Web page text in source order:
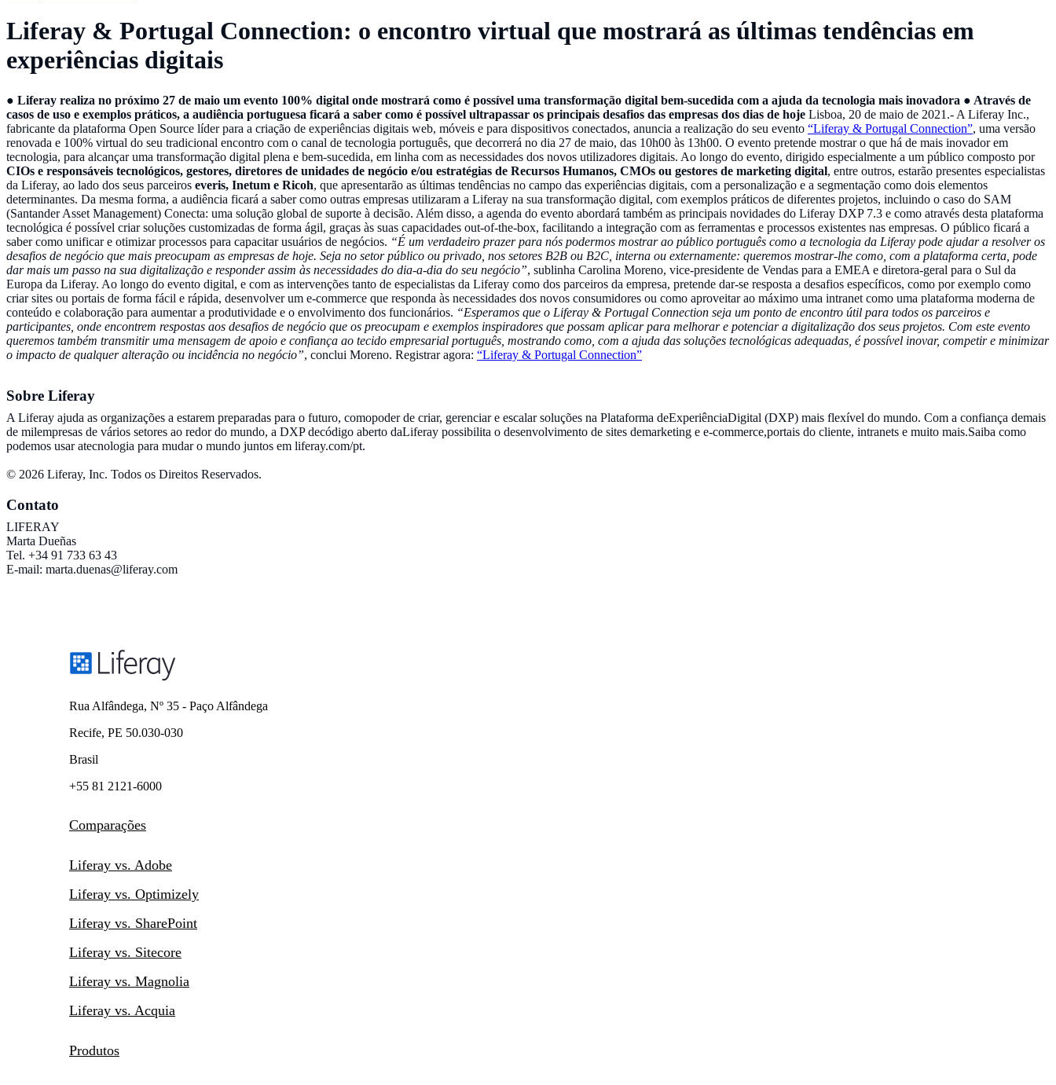
Liferay & Portugal Connection: o encontro virtual que mostrará as últimas tendências em
experiências digitais
● Liferay realiza no próximo 27 de maio um evento 100% digital onde mostrará como é possível uma transformação digital bem-sucedida com a ajuda da tecnologia mais inovadora ● Através de
casos de uso e exemplos práticos, a audiência portuguesa ficará a saber como é possível ultrapassar os principais desafios das empresas dos dias de hoje Lisboa, 20 de maio de 2021.- A Liferay Inc.,
fabricante da plataforma Open Source líder para a criação de experiências digitais web, móveis e para dispositivos conectados, anuncia a realização do seu evento “Liferay & Portugal Connection”, uma versão
renovada e 100% virtual do seu tradicional encontro com o canal de tecnologia português, que decorrerá no dia 27 de maio, das 10h00 às 13h00. O evento pretende mostrar o que há de mais inovador em
tecnologia, para alcançar uma transformação digital plena e bem-sucedida, em linha com as necessidades dos novos utilizadores digitais. Ao longo do evento, dirigido especialmente a um público composto por
CIOs e responsáveis tecnológicos, gestores, diretores de unidades de negócio e/ou estratégias de Recursos Humanos, CMOs ou gestores de marketing digital, entre outros, estarão presentes especialistas
da Liferay, ao lado dos seus parceiros everis, Inetum e Ricoh, que apresentarão as últimas tendências no campo das experiências digitais, com a personalização e a segmentação como dois elementos
determinantes. Da mesma forma, a audiência ficará a saber como outras empresas utilizaram a Liferay na sua transformação digital, com exemplos práticos de diferentes projetos, incluindo o caso do SAM
(Santander Asset Management) Conecta: uma solução global de suporte à decisão. Além disso, a agenda do evento abordará também as principais novidades do Liferay DXP 7.3 e como através desta plataforma
tecnológica é possível criar soluções customizadas de forma ágil, graças às suas capacidades out-of-the-box, facilitando a integração com as ferramentas e processos existentes nas empresas. O público ficará a
saber como unificar e otimizar processos para capacitar usuários de negócios. “É um verdadeiro prazer para nós podermos mostrar ao público português como a tecnologia da Liferay pode ajudar a resolver os
desafios de negócio que mais preocupam as empresas de hoje. Seja no setor público ou privado, nos setores B2B ou B2C, interna ou externamente: queremos mostrar-lhe como, com a plataforma certa, pode
dar mais um passo na sua digitalização e responder assim às necessidades do dia-a-dia do seu negócio”, sublinha Carolina Moreno, vice-presidente de Vendas para a EMEA e diretora-geral para o Sul da
Europa da Liferay. Ao longo do evento digital, e com as intervenções tanto de especialistas da Liferay como dos parceiros da empresa, pretende dar-se resposta a desafios específicos, como por exemplo como
criar sites ou portais de forma fácil e rápida, desenvolver um e-commerce que responda às necessidades dos novos consumidores ou como aproveitar ao máximo uma intranet como uma plataforma moderna de
conteúdo e colaboração para aumentar a produtividade e o envolvimento dos funcionários. “Esperamos que o Liferay & Portugal Connection seja um ponto de encontro útil para todos os parceiros e
participantes, onde encontrem respostas aos desafios de negócio que os preocupam e exemplos inspiradores que possam aplicar para melhorar e potenciar a digitalização dos seus projetos. Com este evento
queremos também transmitir uma mensagem de apoio e confiança ao tecido empresarial português, mostrando como, com a ajuda das soluções tecnológicas adequadas, é possível inovar, competir e minimizar
o impacto de qualquer alteração ou incidência no negócio”, conclui Moreno. Registrar agora: “Liferay & Portugal Connection”
Sobre Liferay
A Liferay ajuda as organizações a estarem preparadas para o futuro, comopoder de criar, gerenciar e escalar soluções na Plataforma deExperiênciaDigital (DXP) mais flexível do mundo. Com a confiança demais
de milempresas de vários setores ao redor do mundo, a DXP decódigo aberto daLiferay possibilita o desenvolvimento de sites demarketing e e-commerce,portais do cliente, intranets e muito mais.Saiba como
podemos usar atecnologia para mudar o mundo juntos em liferay.com/pt.
© 2026 Liferay, Inc. Todos os Direitos Reservados.
Contato
LIFERAY
Marta Dueñas
Tel. +34 91 733 63 43
E-mail: marta.duenas@liferay.com
Rua Alfândega, Nº 35 - Paço Alfândega
Recife, PE 50.030-030
Brasil
+55 81 2121-6000
Comparações
Liferay vs. Adobe
Liferay vs. Optimizely
Liferay vs. SharePoint
Liferay vs. Sitecore
Liferay vs. Magnolia
Liferay vs. Acquia
Produtos